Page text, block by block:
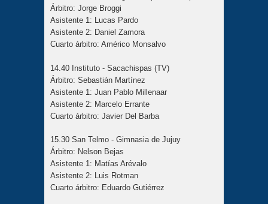
Árbitro: Jorge Broggi
Asistente 1: Lucas Pardo
Asistente 2: Daniel Zamora
Cuarto árbitro: Américo Monsalvo
14.40 Instituto - Sacachispas (TV)
Árbitro: Sebastián Martínez
Asistente 1: Juan Pablo Millenaar
Asistente 2: Marcelo Errante
Cuarto árbitro: Javier Del Barba
15.30 San Telmo - Gimnasia de Jujuy
Árbitro: Nelson Bejas
Asistente 1: Matías Arévalo
Asistente 2: Luis Rotman
Cuarto árbitro: Eduardo Gutiérrez